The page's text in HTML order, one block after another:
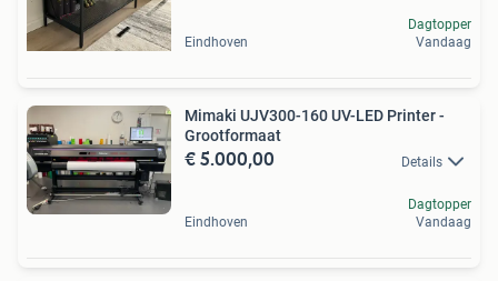
Eindhoven
Dagtopper
Vandaag
Mimaki UJV300-160 UV-LED Printer -
Grootformaat
€ 5.000,00 Details
Eindhoven
Dagtopper
Vandaag